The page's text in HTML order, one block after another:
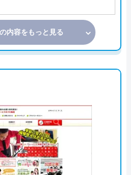
内容をもっと見る